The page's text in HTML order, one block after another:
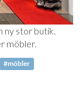
ny stor butik.
möbler.
#möbler